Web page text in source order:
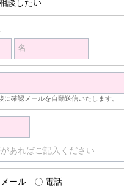
談したい
名
確認メールを自動送信いたします。
あればご記入ください
メール 電話